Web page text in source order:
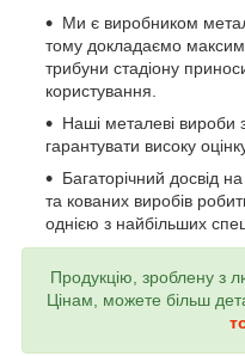
Ми є виробником
тому докладаємо
трибуни стадіону
користування.
Наші металеві
гарантувати високу
Багаторічний досвід
та кованих виробів
однією з найбільших
Продукцію, зроблену з
Цінам, можете більш